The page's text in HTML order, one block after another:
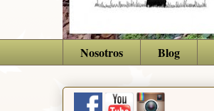
Nosotros Blog